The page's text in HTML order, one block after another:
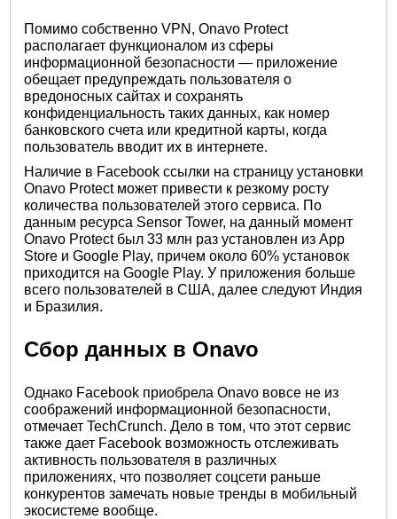
Помимо собственно VPN, Onavo Protect
располагает функционалом из сферы
информационной безопасности — приложение
обещает предупреждать пользователя о
вредоносных сайтах и сохранять
конфиденциальность таких данных, как номер
банковского счета или кредитной карты, когда
пользователь вводит их в интернете.
Наличие в Facebook ссылки на страницу установки
Onavo Protect может привести к резкому росту
количества пользователей этого сервиса. По
данным ресурса Sensor Tower, на данный момент
Onavo Protect был 33 млн раз установлен из App
Store и Google Play, причем около 60% установок
приходится на Google Play. У приложения больше
всего пользователей в США, далее следуют Индия
и Бразилия.
Сбор данных в Onavo
Однако Facebook приобрела Onavo вовсе не из
соображений информационной безопасности,
отмечает TechCrunch. Дело в том, что этот сервис
также дает Facebook возможность отслеживать
активность пользователя в различных
приложениях, что позволяет соцсети раньше
конкурентов замечать новые тренды в мобильный
экосистеме вообще.